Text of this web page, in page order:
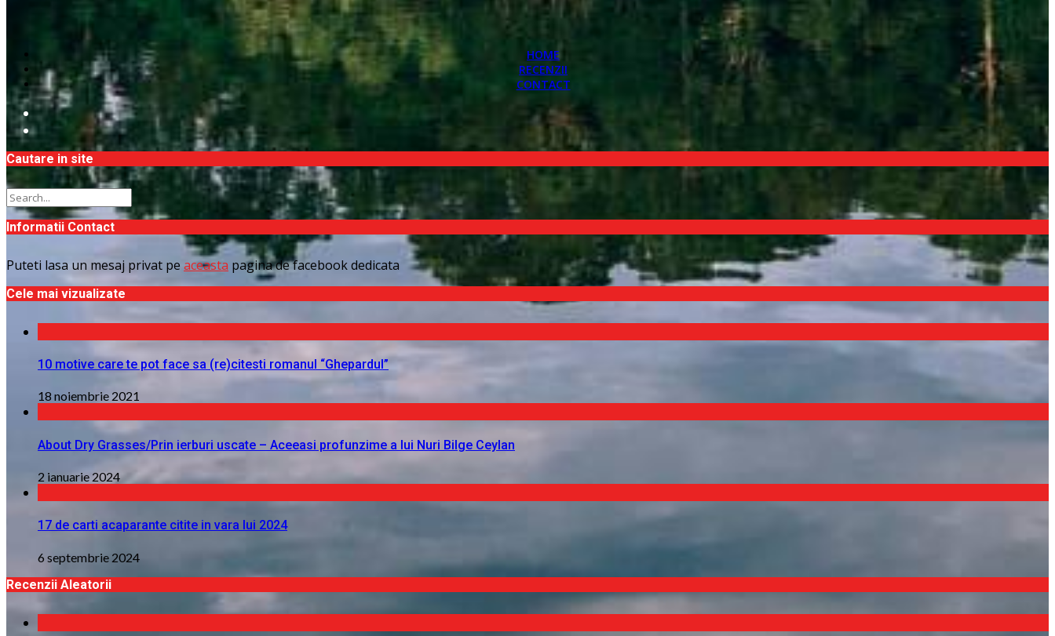
HOME
RECENZII
CONTACT
Cautare in site
Informatii Contact
Puteti lasa un mesaj privat pe aceasta pagina de facebook dedicata
Cele mai vizualizate
10 motive care te pot face sa (re)citesti romanul “Ghepardul”
18 noiembrie 2021
About Dry Grasses/Prin ierburi uscate – Aceeasi profunzime a lui Nuri Bilge Ceylan
2 ianuarie 2024
17 de carti acaparante citite in vara lui 2024
6 septembrie 2024
Recenzii Aleatorii